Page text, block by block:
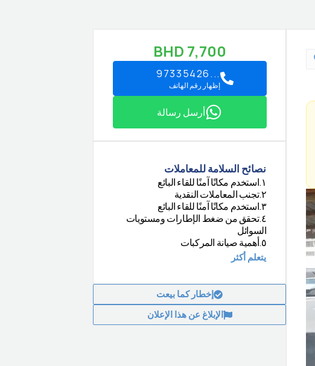
BHD 7,700
97335426...
إظهار رقم الهاتف
أرسل رسالة
نصائح السلامة للمعاملات
١.استخدم مكانًا آمنًا للقاء البائع
٢.تجنب المعاملات النقدية
٣.استخدم مكانًا آمنًا للقاء البائع
٤.تحقق من ضغط الإطارات ومستويات
السوائل
٥.أهمية صيانة المركبات
يتعلم أكثر
إخطار كما بيعت
الإبلاغ عن هذا الإعلان